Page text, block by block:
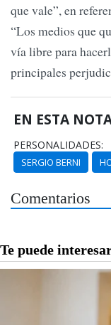
que vale”, en
“Los medios que
vía libre para
principales
EN ESTA
PERSONALIDADES:
SERGIO BERNI
Comentarios